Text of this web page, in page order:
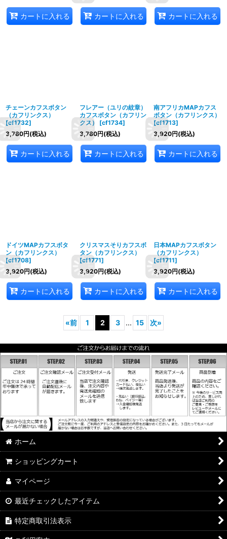
カートに入れる カートに入れる カートに入れる
チェーンカフスボタン
（カフリンクス）
[cf1732]
3,780円(税込)
カートに入れる
フレアー（ユリの紋章）
カフスボタン（カフリン
クス）
[cf1734]
3,780円(税込)
カートに入れる
南アフリカMAPカフス
ボタン（カフリンクス）
[cf1713]
3,920円(税込)
カートに入れる
ドイツMAPカフスボタ
ン（カフリンクス）
[cf1708]
3,920円(税込)
カートに入れる
クリスマスそりカフスボ
タン（カフリンクス）
[cf1771]
3,920円(税込)
カートに入れる
日本MAPカフスボタン
（カフリンクス）
[cf1711]
3,920円(税込)
カートに入れる
«前 1 2 3 ... 15 次»
ホーム
ショッピングカート
マイページ
最近チェックしたアイテム
特定商取引法表示